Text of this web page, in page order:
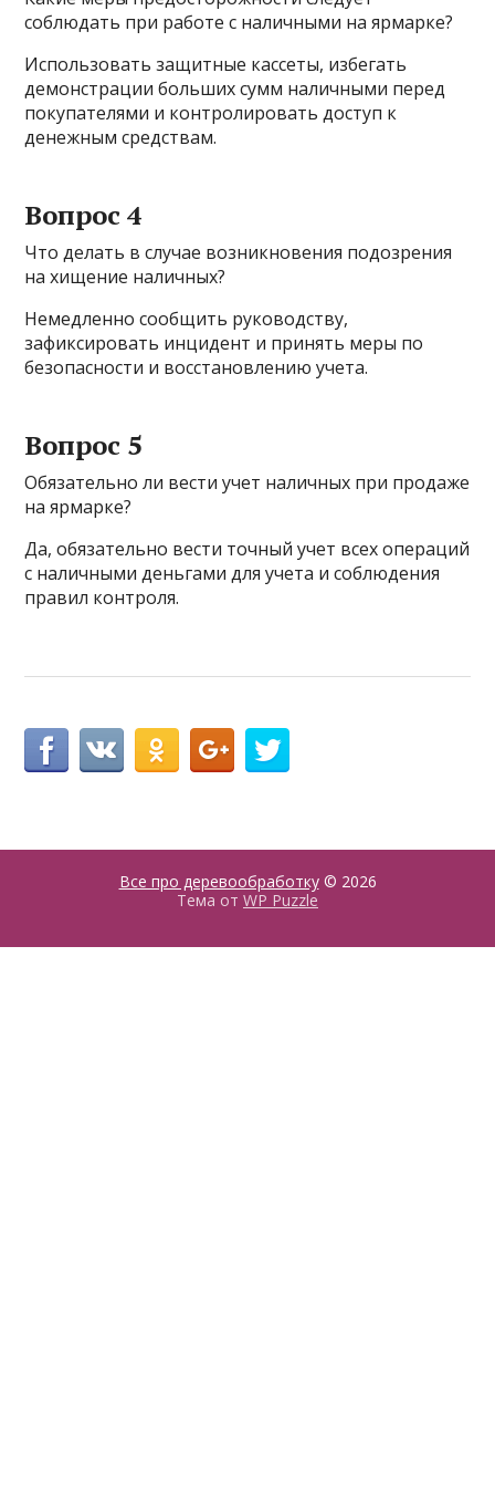
соблюдать при работе с наличными на ярмарке?
Использовать защитные кассеты, избегать
демонстрации больших сумм наличными перед
покупателями и контролировать доступ к
денежным средствам.
Вопрос 4
Что делать в случае возникновения подозрения
на хищение наличных?
Немедленно сообщить руководству,
зафиксировать инцидент и принять меры по
безопасности и восстановлению учета.
Вопрос 5
Обязательно ли вести учет наличных при продаже
на ярмарке?
Да, обязательно вести точный учет всех операций
с наличными деньгами для учета и соблюдения
правил контроля.
Все про деревообработку© 2026
Тема от WP Puzzle